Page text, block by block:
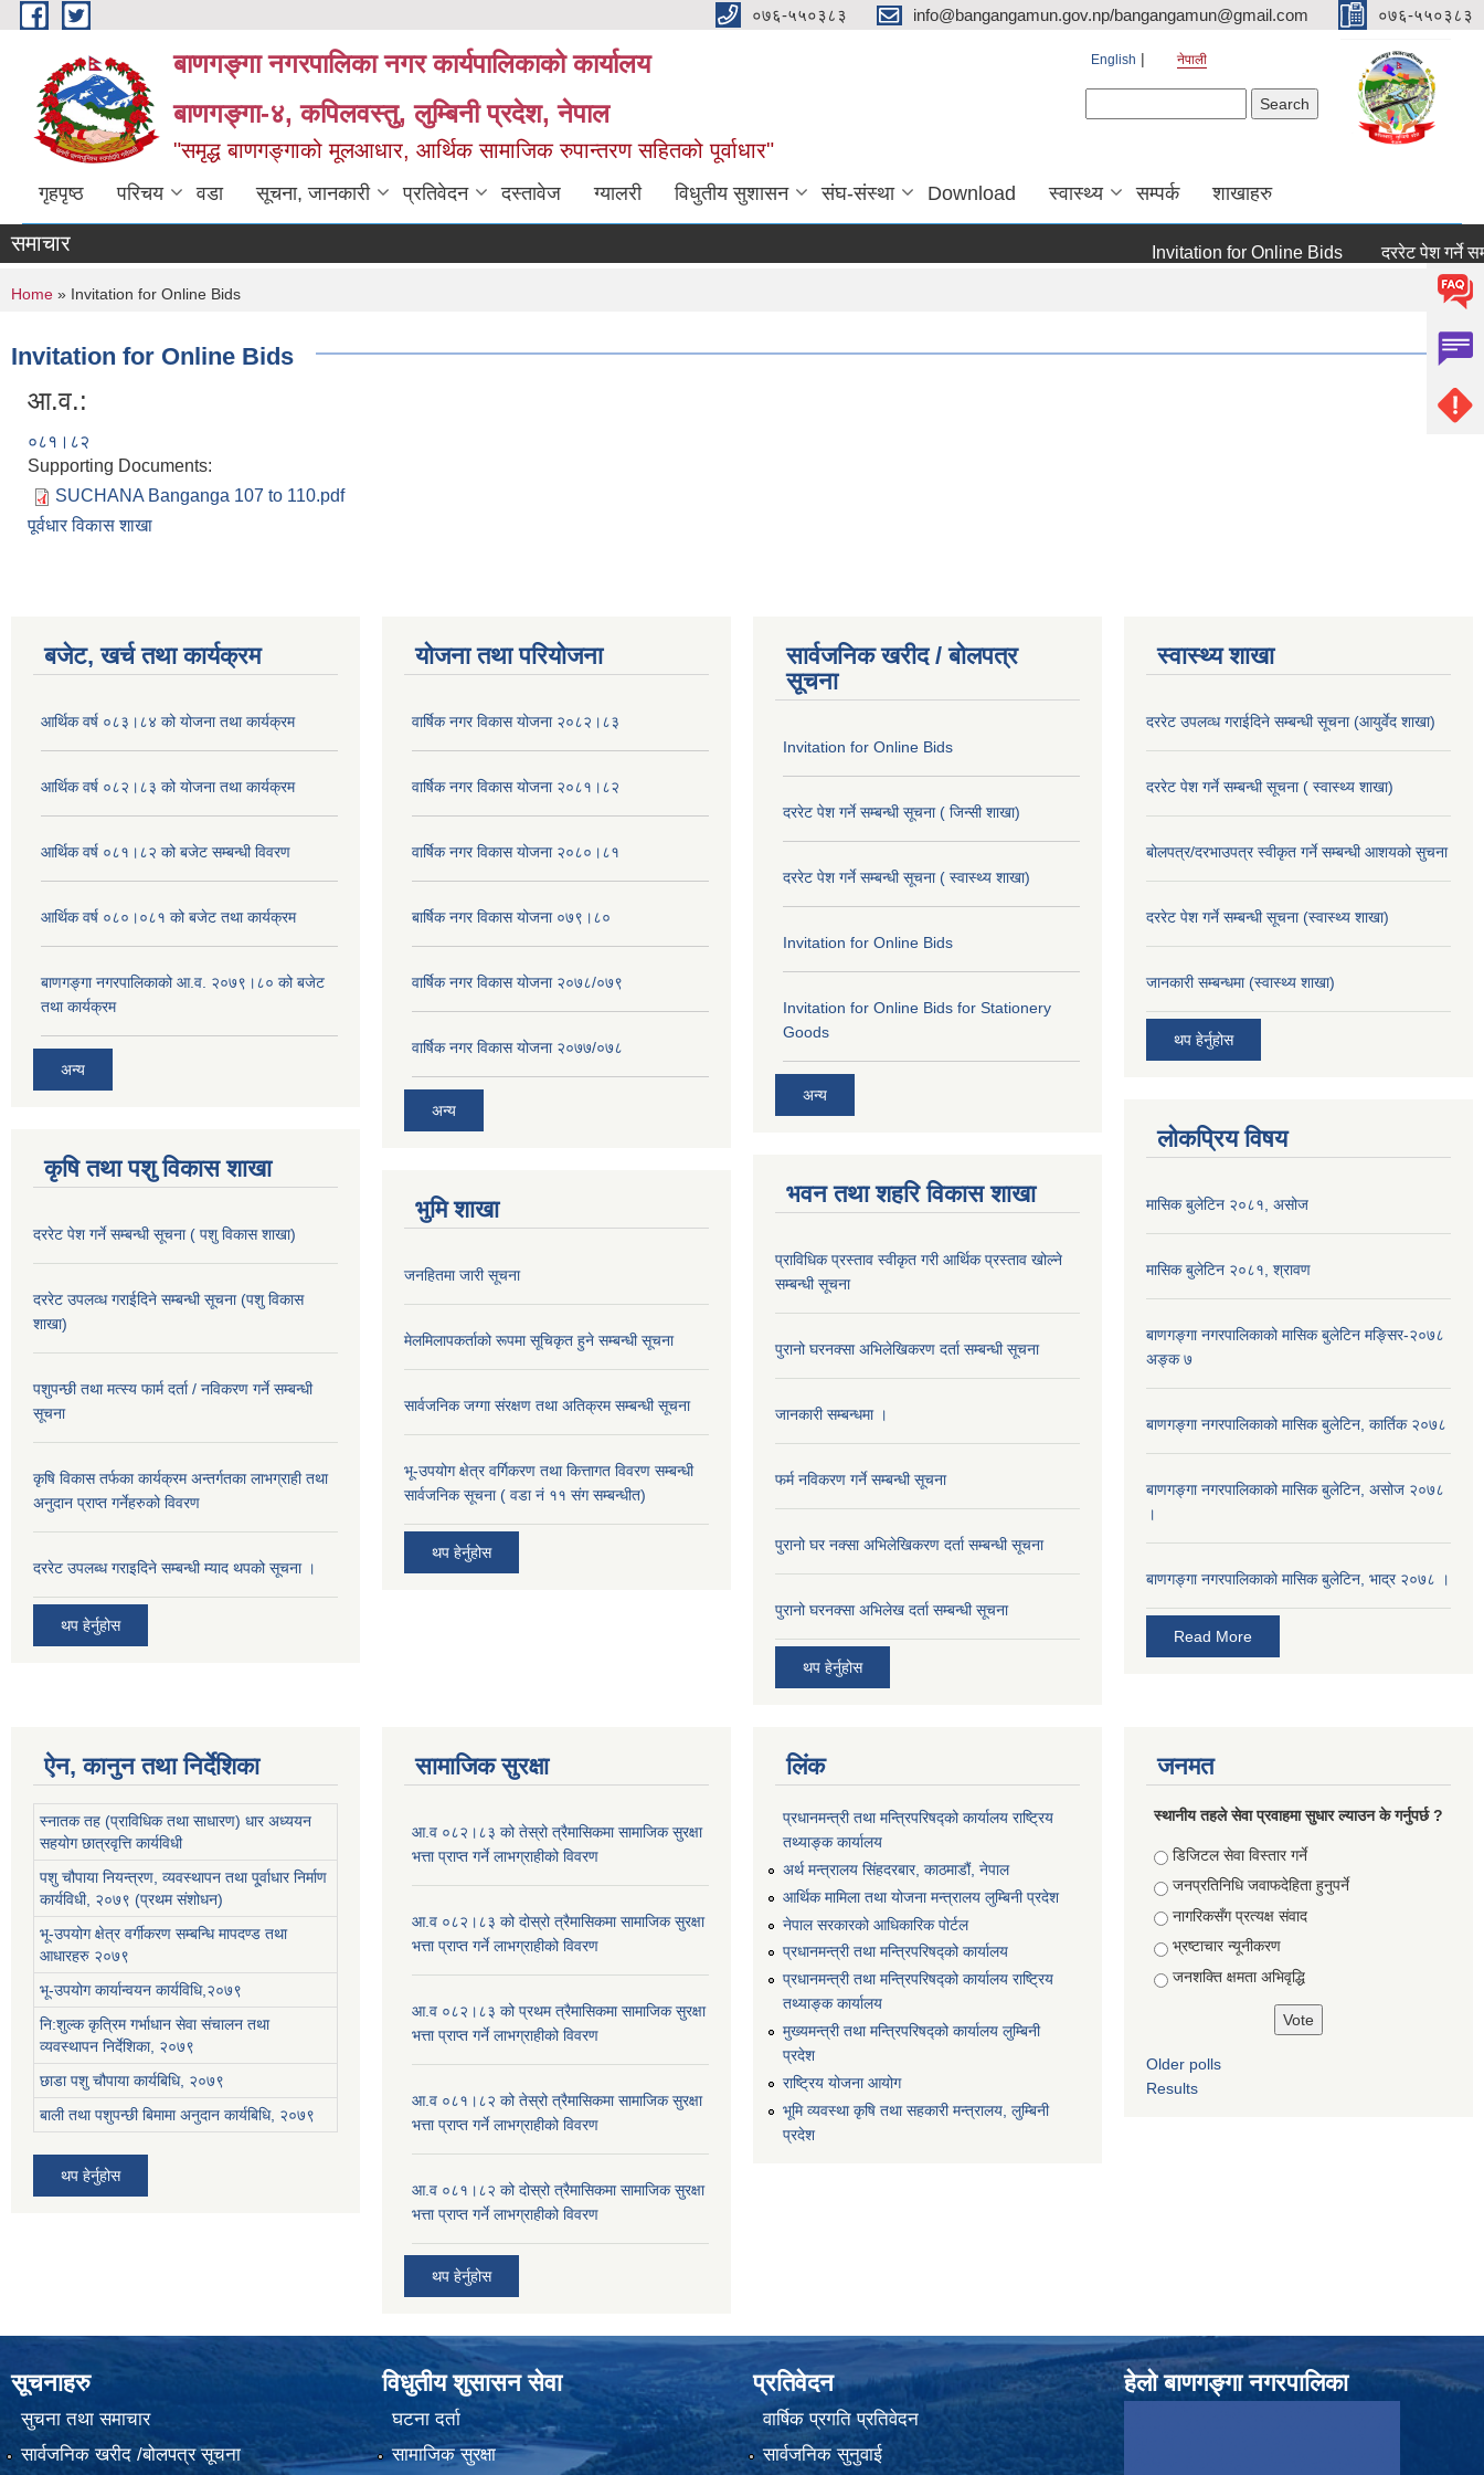
Skip to main content ०७६-५५०३८३ info@bangangamun.gov.np/bangangamun@gmail.com ०७६-५५०३८३
बाणगङ्गा नगरपालिका नगर कार्यपालिकाको कार्यालय
बाणगङ्गा-४, कपिलवस्तु, लुम्बिनी प्रदेश, नेपाल
"समृद्ध बाणगङ्गाको मूलआधार, आर्थिक सामाजिक रुपान्तरण सहितको पूर्वाधार"
English नेपाली
गृहपृष्ठ परिचय वडा सूचना, जानकारी प्रतिवेदन दस्तावेज ग्यालरी विधुतीय सुशासन संघ-संस्था Download स्वास्थ्य सम्पर्क शाखाहरु
समाचार Invitation for Online Bids दररेट पेश गर्ने
You are here
Home » Invitation for Online Bids
Invitation for Online Bids
आ.व.:
०८१।८२
Supporting Documents:
SUCHANA Banganga 107 to 110.pdf
पूर्वधार विकास शाखा
बजेट, खर्च तथा कार्यक्रम
आर्थिक वर्ष ०८३।८४ को योजना तथा कार्यक्रम
आर्थिक वर्ष ०८२।८३ को योजना तथा कार्यक्रम
आर्थिक वर्ष ०८१।८२ को बजेट सम्बन्धी विवरण
आर्थिक वर्ष ०८०।०८१ को बजेट तथा कार्यक्रम
बाणगङ्गा नगरपालिकाको आ.व. २०७९।८० को बजेट
तथा कार्यक्रम
अन्य
कृषि तथा पशु विकास शाखा
दररेट पेश गर्ने सम्बन्धी सूचना ( पशु विकास शाखा)
दररेट उपलव्ध गराईदिने सम्बन्धी सूचना (पशु विकास
शाखा)
पशुपन्छी तथा मत्स्य फार्म दर्ता / नविकरण गर्ने सम्बन्धी
सूचना
कृषि विकास तर्फका कार्यक्रम अन्तर्गतका लाभग्राही तथा
अनुदान प्राप्त गर्नेहरुको विवरण
दररेट उपलब्ध गराइदिने सम्बन्धी म्याद थपको सूचना ।
थप हेर्नुहोस
योजना तथा परियोजना
वार्षिक नगर विकास योजना २०८२।८३
वार्षिक नगर विकास योजना २०८१।८२
वार्षिक नगर विकास योजना २०८०।८१
बार्षिक नगर विकास योजना ०७९।८०
वार्षिक नगर विकास योजना २०७८/०७९
वार्षिक नगर विकास योजना २०७७/०७८
अन्य
भुमि शाखा
जनहितमा जारी सूचना
मेलमिलापकर्ताको रूपमा सूचिकृत हुने सम्बन्धी सूचना
सार्वजनिक जग्गा संरक्षण तथा अतिक्रम सम्बन्धी सूचना
भू-उपयोग क्षेत्र वर्गिकरण तथा कित्तागत विवरण सम्बन्धी
सार्वजनिक सूचना ( वडा नं ११ संग सम्बन्धीत)
थप हेर्नुहोस
सार्वजनिक खरीद / बोलपत्र
सूचना
Invitation for Online Bids
दररेट पेश गर्ने सम्बन्धी सूचना ( जिन्सी शाखा)
दररेट पेश गर्ने सम्बन्धी सूचना ( स्वास्थ्य शाखा)
Invitation for Online Bids
Invitation for Online Bids for Stationery
Goods
अन्य
भवन तथा शहरि विकास शाखा
प्राविधिक प्रस्ताव स्वीकृत गरी आर्थिक प्रस्ताव खोल्ने
सम्बन्धी सूचना
पुरानो घरनक्सा अभिलेखिकरण दर्ता सम्बन्धी सूचना
जानकारी सम्बन्धमा ।
फर्म नविकरण गर्ने सम्बन्धी सूचना
पुरानो घर नक्सा अभिलेखिकरण दर्ता सम्बन्धी सूचना
पुरानो घरनक्सा अभिलेख दर्ता सम्बन्धी सूचना
थप हेर्नुहोस
स्वास्थ्य शाखा
दररेट उपलव्ध गराईदिने सम्बन्धी सूचना (आयुर्वेद शाखा)
दररेट पेश गर्ने सम्बन्धी सूचना ( स्वास्थ्य शाखा)
बोलपत्र/दरभाउपत्र स्वीकृत गर्ने सम्बन्धी आशयको सुचना
दररेट पेश गर्ने सम्बन्धी सूचना (स्वास्थ्य शाखा)
जानकारी सम्बन्धमा (स्वास्थ्य शाखा)
थप हेर्नुहोस
लोकप्रिय विषय
मासिक बुलेटिन २०८१, असोज
मासिक बुलेटिन २०८१, श्रावण
बाणगङ्गा नगरपालिकाको मासिक बुलेटिन मङ्सिर-२०७८
अङ्क ७
बाणगङ्गा नगरपालिकाको मासिक बुलेटिन, कार्तिक २०७८
बाणगङ्गा नगरपालिकाको मासिक बुलेटिन, असोज २०७८
।
बाणगङ्गा नगरपालिकाकाे मासिक बुलेटिन, भाद्र २०७८ ।
Read More
ऐन, कानुन तथा निर्देशिका
स्नातक तह (प्राविधिक तथा साधारण) धार अध्ययन
सहयोग छात्रवृत्ति कार्यविधी
पशु चौपाया नियन्त्रण, व्यवस्थापन तथा पू्र्वाधार निर्माण
कार्यविधी, २०७९ (प्रथम संशोधन)
भू-उपयोग क्षेत्र वर्गीकरण सम्बन्धि मापदण्ड तथा
आधारहरु २०७९
भू-उपयोग कार्यान्वयन कार्यविधि,२०७९
नि:शुल्क कृत्रिम गर्भाधान सेवा संचालन तथा
व्यवस्थापन निर्देशिका, २०७९
छाडा पशु चौपाया कार्यबिधि, २०७९
बाली तथा पशुपन्छी बिमामा अनुदान कार्यबिधि, २०७९
थप हेर्नुहोस
सामाजिक सुरक्षा
आ.व ०८२।८३ को तेस्रो त्रैमासिकमा सामाजिक सुरक्षा
भत्ता प्राप्त गर्ने लाभग्राहीको विवरण
आ.व ०८२।८३ को दोस्रो त्रैमासिकमा सामाजिक सुरक्षा
भत्ता प्राप्त गर्ने लाभग्राहीको विवरण
आ.व ०८२।८३ को प्रथम त्रैमासिकमा सामाजिक सुरक्षा
भत्ता प्राप्त गर्ने लाभग्राहीको विवरण
आ.व ०८१।८२ को तेस्रो त्रैमासिकमा सामाजिक सुरक्षा
भत्ता प्राप्त गर्ने लाभग्राहीको विवरण
आ.व ०८१।८२ को दोस्रो त्रैमासिकमा सामाजिक सुरक्षा
भत्ता प्राप्त गर्ने लाभग्राहीको विवरण
थप हेर्नुहोस
लिंक
प्रधानमन्त्री तथा मन्त्रिपरिषद्को कार्यालय राष्ट्रिय
तथ्याङ्क कार्यालय
अर्थ मन्त्रालय सिंहदरबार, काठमाडौं, नेपाल
आर्थिक मामिला तथा योजना मन्त्रालय लुम्बिनी प्रदेश
नेपाल सरकारको आधिकारिक पोर्टल
प्रधानमन्त्री तथा मन्त्रिपरिषद्को कार्यालय
प्रधानमन्त्री तथा मन्त्रिपरिषद्को कार्यालय राष्ट्रिय
तथ्याङ्क कार्यालय
मुख्यमन्त्री तथा मन्त्रिपरिषद्को कार्यालय लुम्बिनी
प्रदेश
राष्ट्रिय योजना आयोग
भूमि व्यवस्था कृषि तथा सहकारी मन्त्रालय, लुम्बिनी
प्रदेश
जनमत
स्थानीय तहले सेवा प्रवाहमा सुधार ल्याउन के गर्नुपर्छ ?
Choices
डिजिटल सेवा विस्तार गर्ने
जनप्रतिनिधि जवाफदेहिता हुनुपर्ने
नागरिकसँग प्रत्यक्ष संवाद
भ्रष्टाचार न्यूनीकरण
जनशक्ति क्षमता अभिवृद्धि
Older polls
Results
सूचनाहरु
सुचना तथा समाचार
सार्वजनिक खरीद /बोलपत्र सूचना
विधुतीय शुसासन सेवा
घटना दर्ता
सामाजिक सुरक्षा
प्रतिवेदन
वार्षिक प्रगति प्रतिवेदन
सार्वजनिक सुनुवाई
हेलाे बाणगङ्गा नगरपालिका